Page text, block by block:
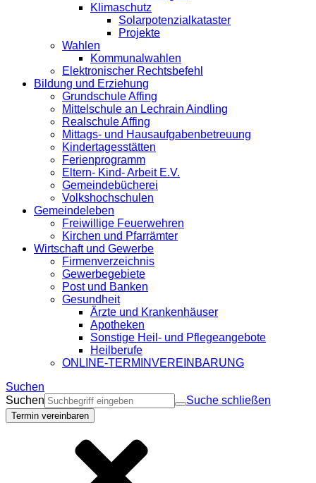
Klimaschutz
Solarpotenzialkataster
Projekte
Wahlen
Kommunalwahlen
Elektronischer Rechtsbefehl
Bildung und Erziehung
Grundschule Affing
Mittelschule an Lechrain Aindling
Realschule Affing
Mittags- und Hausaufgabenbetreuung
Kindertagesstätten
Ferienprogramm
Eltern- Kind- Arbeit E.V.
Gemeindebücherei
Volkshochschulen
Gemeindeleben
Freiwillige Feuerwehren
Kirchen und Pfarrämter
Wirtschaft und Gewerbe
Firmenverzeichnis
Gewerbegebiete
Post und Banken
Gesundheit
Ärzte und Krankenhäuser
Apotheken
Sonstige Heil- und Pflegeangebote
Heilberufe
ONLINE-TERMINVEREINBARUNG
Suchen
Suchen
Suche schließen
Termin vereinbaren